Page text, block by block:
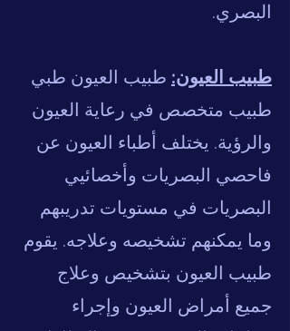
البصري.
طبيب العيون: طبيب العيون طبي
طبيب متخصص في رعاية العيون
والرؤية. يختلف أطباء العيون عن
فاحصي البصريات وأخصائيي
البصريات في مستويات تدريبهم
وما يمكنهم تشخيصه وعلاجه. يقوم
طبيب العيون بتشخيص وعلاج
جميع أمراض العيون وإجراء